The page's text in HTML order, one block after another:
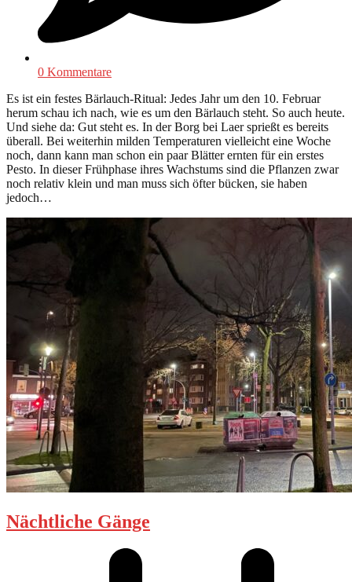
0 Kommentare
Es ist ein festes Bärlauch-Ritual: Jedes Jahr um den 10. Februar
herum schau ich nach, wie es um den Bärlauch steht. So auch heute.
Und siehe da: Gut steht es. In der Borg bei Laer sprießt es bereits
überall. Bei weiterhin milden Temperaturen vielleicht eine Woche
noch, dann kann man schon ein paar Blätter ernten für ein erstes
Pesto. In dieser Frühphase ihres Wachstums sind die Pflanzen zwar
noch relativ klein und man muss sich öfter bücken, sie haben
jedoch…
Nächtliche Gänge